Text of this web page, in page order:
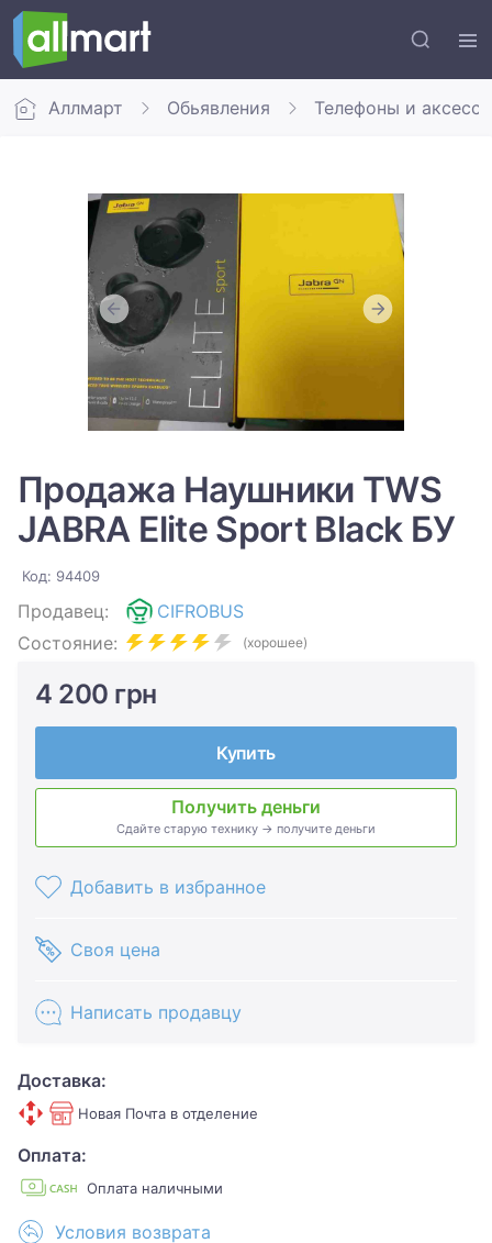
Аллмарт Обьявления Телефоны и
Продажа Наушники TWS
JABRA Elite Sport Black БУ
Код: 94409
Продавец:
CIFROBUS
Состояние:
(хорошее)
4 200 грн
Купить
Получить деньги
Сдайте старую технику → получите деньги
Добавить в избранное
Своя цена
Написать продавцу
Доставка:
Новая Почта в отделение
Оплата:
Оплата наличными
Условия возврата